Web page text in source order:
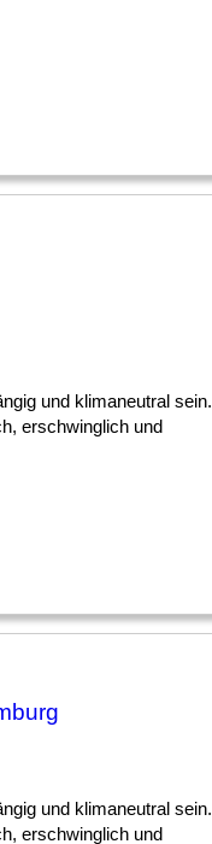
und klimaneutral sein.
erschwinglich und
und klimaneutral sein.
erschwinglich und